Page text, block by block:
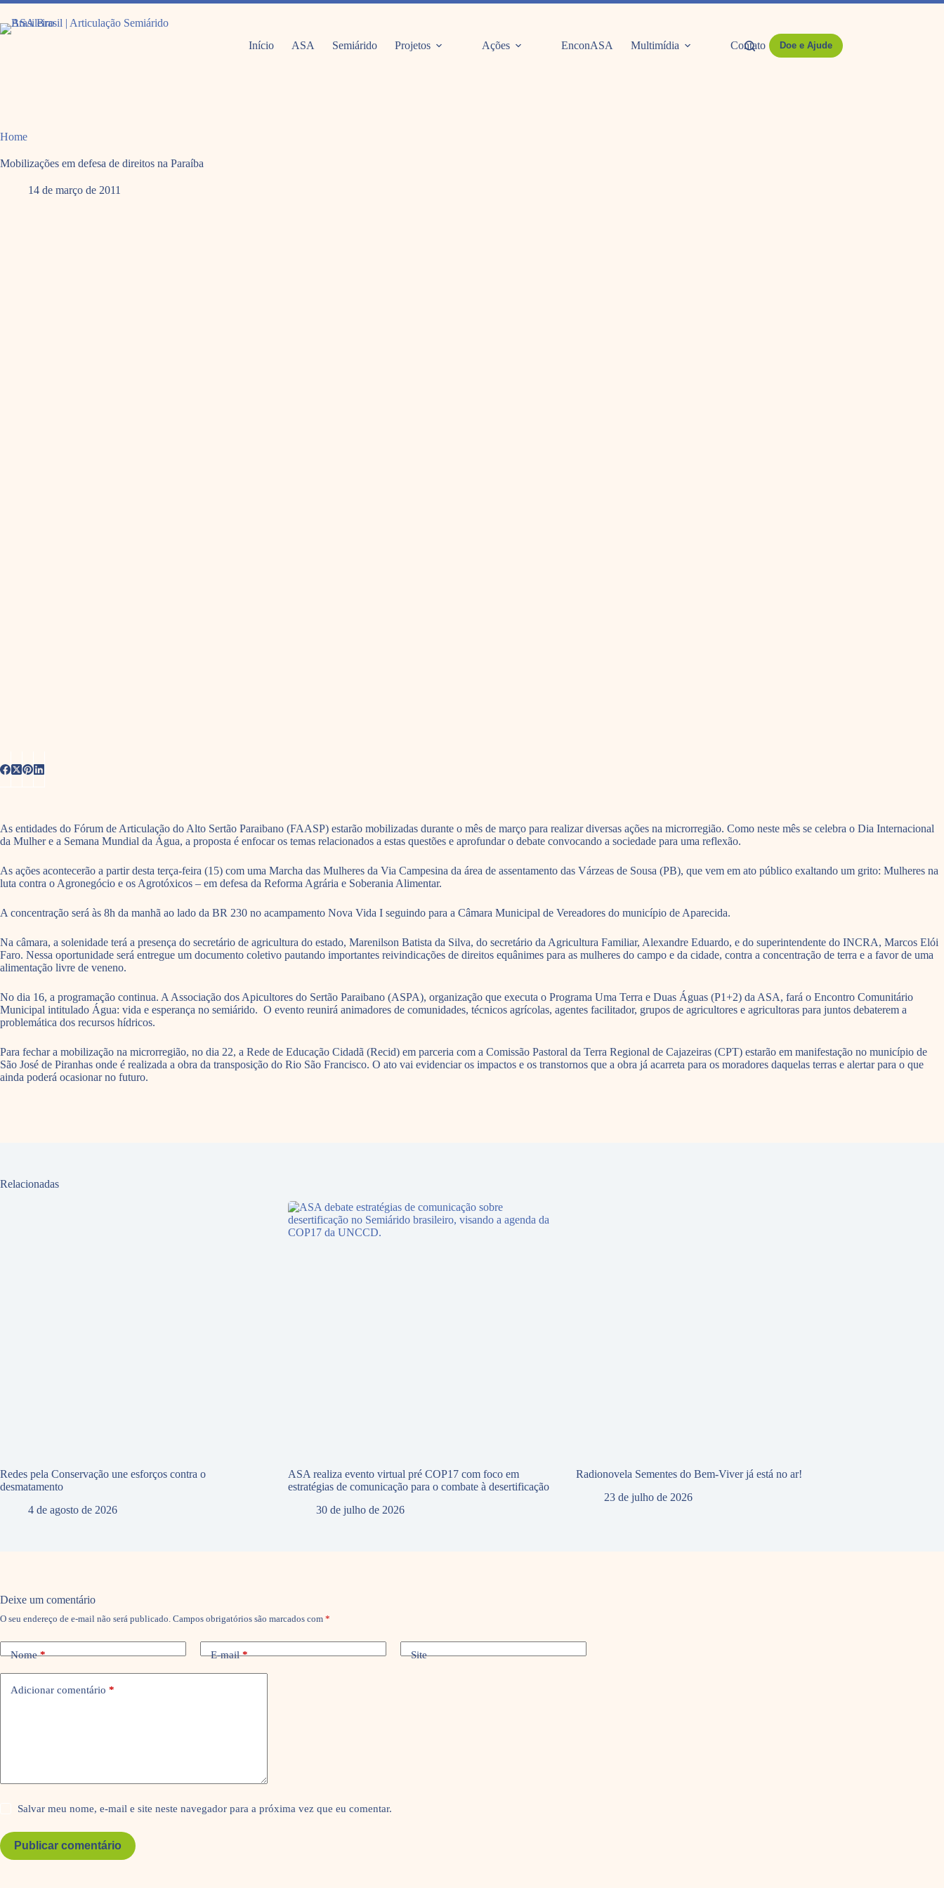
Pular
para
o
Início ASA Semiárido Projetos Ações EnconASA Multimídia Contato Doe e Ajude
Home
Mobilizações em defesa de direitos na Paraíba
14 de março de 2011
As entidades do Fórum de Articulação do Alto Sertão Paraibano (FAASP) estarão mobilizadas durante o mês de março para realizar diversas ações na microrregião. Como neste mês se celebra o Dia Internacional
da Mulher e a Semana Mundial da Água, a proposta é enfocar os temas relacionados a estas questões e aprofundar o debate convocando a sociedade para uma reflexão.
As ações acontecerão a partir desta terça-feira (15) com uma Marcha das Mulheres da Via Campesina da área de assentamento das Várzeas de Sousa (PB), que vem em ato público exaltando um grito: Mulheres na
luta contra o Agronegócio e os Agrotóxicos – em defesa da Reforma Agrária e Soberania Alimentar.
A concentração será às 8h da manhã ao lado da BR 230 no acampamento Nova Vida I seguindo para a Câmara Municipal de Vereadores do município de Aparecida.
Na câmara, a solenidade terá a presença do secretário de agricultura do estado, Marenilson Batista da Silva, do secretário da Agricultura Familiar, Alexandre Eduardo, e do superintendente do INCRA, Marcos Elói
Faro. Nessa oportunidade será entregue um documento coletivo pautando importantes reivindicações de direitos equânimes para as mulheres do campo e da cidade, contra a concentração de terra e a favor de uma
alimentação livre de veneno.
No dia 16, a programação continua. A Associação dos Apicultores do Sertão Paraibano (ASPA), organização que executa o Programa Uma Terra e Duas Águas (P1+2) da ASA, fará o Encontro Comunitário
Municipal intitulado Água: vida e esperança no semiárido. O evento reunirá animadores de comunidades, técnicos agrícolas, agentes facilitador, grupos de agricultores e agricultoras para juntos debaterem a
problemática dos recursos hídricos.
Para fechar a mobilização na microrregião, no dia 22, a Rede de Educação Cidadã (Recid) em parceria com a Comissão Pastoral da Terra Regional de Cajazeiras (CPT) estarão em manifestação no município de
São José de Piranhas onde é realizada a obra da transposição do Rio São Francisco. O ato vai evidenciar os impactos e os transtornos que a obra já acarreta para os moradores daquelas terras e alertar para o que
ainda poderá ocasionar no futuro.
Relacionadas
Redes pela Conservação une esforços contra o
desmatamento
4 de agosto de 2026
ASA realiza evento virtual pré COP17 com foco em
estratégias de comunicação para o combate à desertificação
30 de julho de 2026
Radionovela Sementes do Bem-Viver já está no ar!
23 de julho de 2026
Deixe um comentário
O seu endereço de e-mail não será publicado. Campos obrigatórios são marcados com *
Nome* E-mail* Site
Adicionar comentário *
Salvar meu nome, e-mail e site neste navegador para a próxima vez que eu comentar.
Publicar comentário